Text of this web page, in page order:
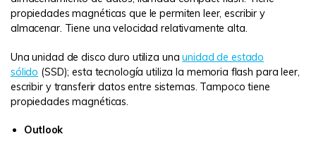
propiedades magnéticas que le permiten leer, escribir y
almacenar. Tiene una velocidad relativamente alta.
Una unidad de disco duro utiliza una unidad de estado
sólido (SSD); esta tecnología utiliza la memoria flash para leer,
escribir y transferir datos entre sistemas. Tampoco tiene
propiedades magnéticas.
Outlook